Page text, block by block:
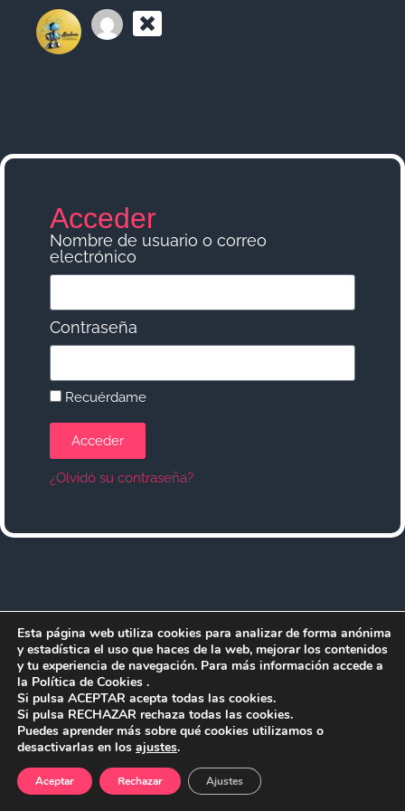
Acceder
Nombre de usuario o correo
electrónico
Contraseña
Recuérdame
Acceder
¿Olvidó su contraseña?
Esta página web utiliza cookies para analizar de forma anónima
y estadística el uso que haces de la web, mejorar los contenidos
y tu experiencia de navegación. Para más información accede a
la Política de Cookies .
Si pulsa ACEPTAR acepta todas las cookies.
Si pulsa RECHAZAR rechaza todas las cookies.
Puedes aprender más sobre qué cookies utilizamos o
desactivarlas en los ajustes.
Aceptar Rechazar Ajustes